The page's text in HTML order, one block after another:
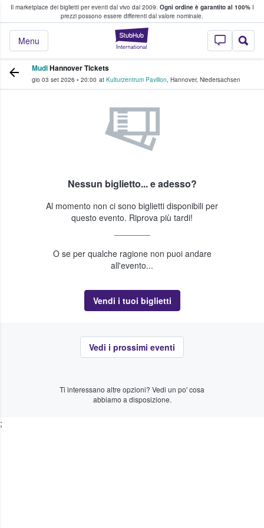
Il marketplace dei biglietti per eventi dal vivo dal 2009. Ogni ordine è garantito al 100%I
prezzi possono essere differenti dal valore nominale.
StubHub - Dove
Menu
fan comprano e vendono biglietti
MudiHannover Tickets
gio 03 set 2026 • 20:00 at Kulturzentrum Pavillon, Hannover, Niedersachsen
Nessun biglietto... e adesso?
Al momento non ci sono biglietti disponibili per
questo evento. Riprova più tardi!
O se per qualche ragione non puoi andare
all'evento...
Vendi i tuoi biglietti
Vedi i prossimi eventi
Ti interessano altre opzioni? Vedi un po' cosa
abbiamo a disposizione.
;